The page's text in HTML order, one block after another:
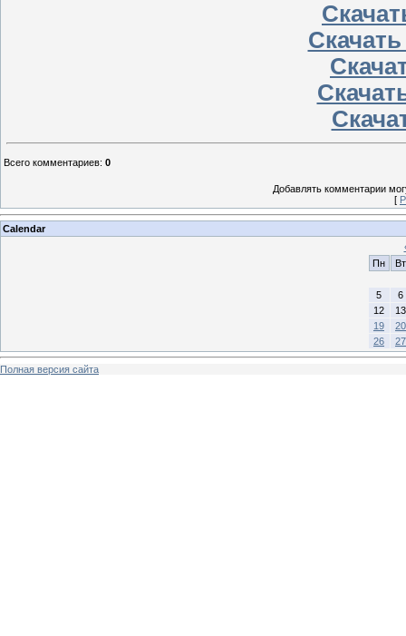
Всего комментариев: 0
Добавлять комментарии
[
Calendar
Пн
Вт
5
6
12
13
19
20
26
27
Полная версия сайта